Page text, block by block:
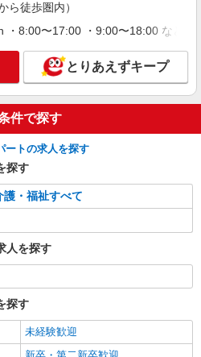
円〜2312円 ＜日払い有/週払い有/交
ガソリン代含む)＞
石原（調布駅）
詳細を見る
社員で夜勤一切ナシ！デイサービス
】月給240,000〜400,000円 ・基本
円〜220,000円 ・資格手当：10,000〜
〜60,000円（勤続年数、保有資格
・固定残業手当：20,000円（10時
業時間を超過する場合には超過勤務
介護基礎研修 ・初任者研修 ・実務
護福祉士 など
詳細を見る
人ホームでの夜専介護士
15000円〜15500円 ※資格・経験によ
ら徒歩圏内）
・8:00〜17:00 ・9:00〜18:00 など
とりあえずキープ
件で探す
ートの求人を探す
探す
護・福祉すべて
人を探す
探す
未経験歓迎